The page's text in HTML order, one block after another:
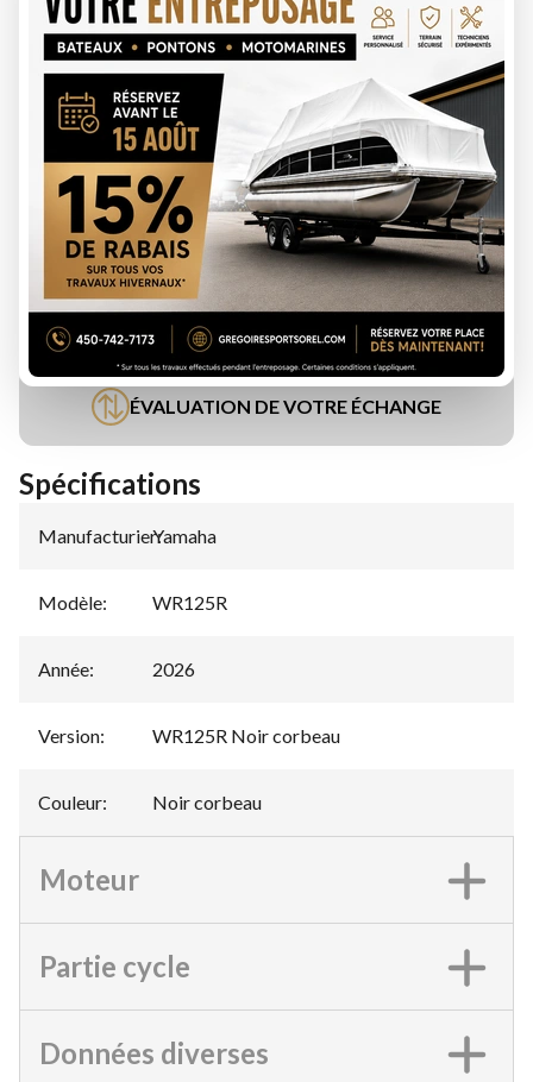
DEMANDE DE FINANCEMENT
ÉVALUATION DE VOTRE ÉCHANGE
Spécifications
Manufacturier:
Yamaha
Modèle: WR125R
Année: 2026
Version: WR125R Noir corbeau
Couleur: Noir corbeau
Moteur
Partie cycle
Données diverses